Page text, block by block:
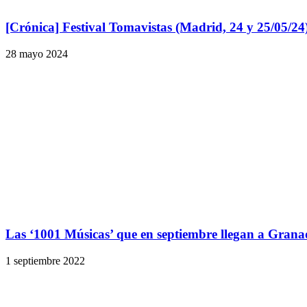
[Crónica] Festival Tomavistas (Madrid, 24 y 25/05/
28 mayo 2024
Las ‘1001 Músicas’ que en septiembre llegan a
1 septiembre 2022